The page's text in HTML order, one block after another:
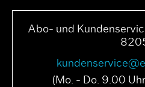
Abo- und
(Mo. - Do. 9.00